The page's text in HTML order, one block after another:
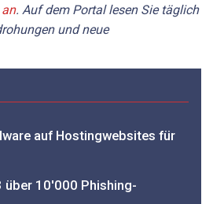
. Auf dem Portal lesen Sie täglich
und neue
auf Hostingwebsites für
über 10'000 Phishing-